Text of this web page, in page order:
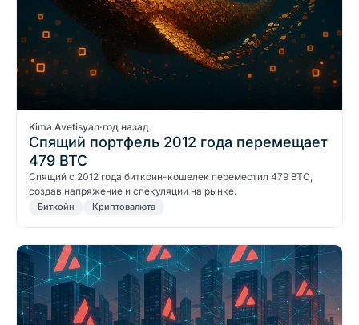
Kima Avetisyan·год назад
Спящий портфель 2012 года перемещает
479 BTC
Спящий с 2012 года биткоин-кошелек переместил 479 BTC,
создав напряжение и спекуляции на рынке.
Биткойн Криптовалюта